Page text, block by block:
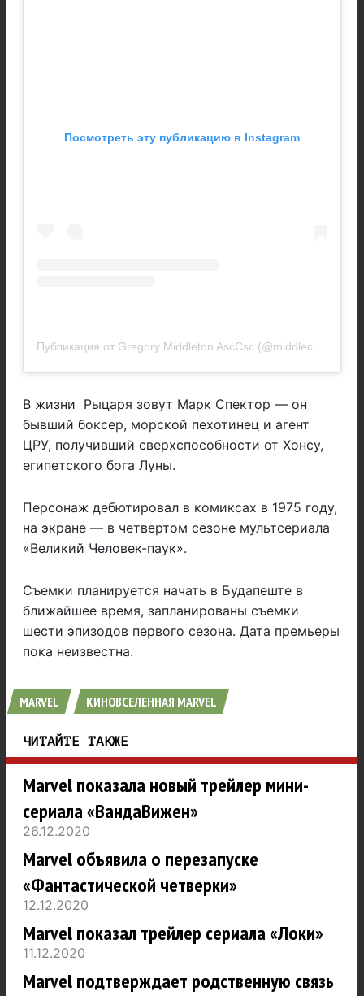
Посмотреть эту публикацию в Instagram
Публикация от Gregory Middleton AscCsc (@middlecam)
В жизни Рыцаря зовут Марк Спектор — он
бывший боксер, морской пехотинец и агент
ЦРУ, получивший сверхспособности от Хонсу,
египетского бога Луны.
Персонаж дебютировал в комиксах в 1975 году,
на экране — в четвертом сезоне мультсериала
«Великий Человек-паук».
Съемки планируется начать в Будапеште в
ближайшее время, запланированы съемки
шести эпизодов первого сезона. Дата премьеры
пока неизвестна.
MARVEL КИНОВСЕЛЕННАЯ MARVEL
ЧИТАЙТЕ ТАКЖЕ
Marvel показала новый трейлер мини-
сериала «ВандаВижен»
26.12.2020
Marvel объявила о перезапуске
«Фантастической четверки»
12.12.2020
Marvel показал трейлер сериала «Локи»
11.12.2020
Marvel подтверждает родственную связь